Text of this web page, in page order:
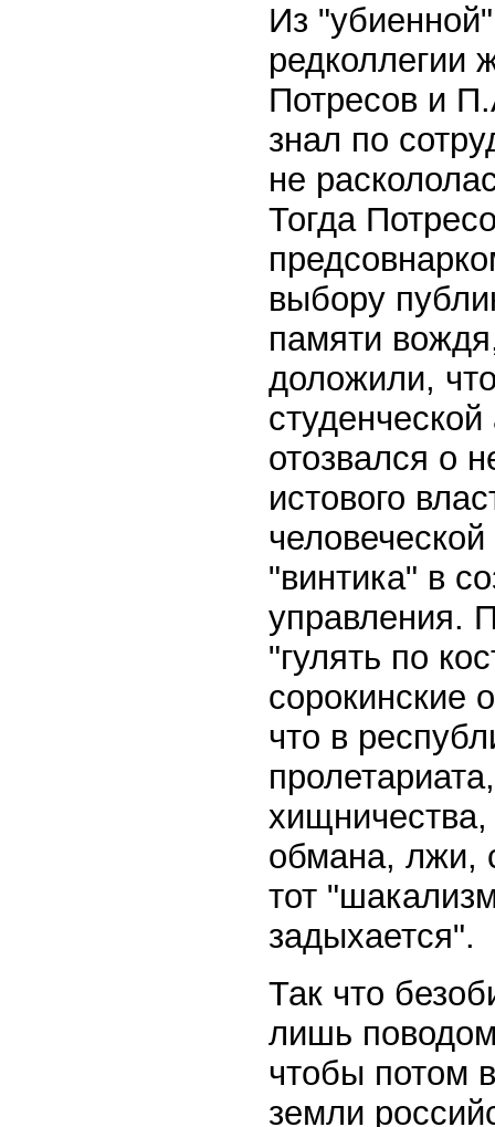
Из
редколлегии
Потресов и
знал по
не
Тогда
выбору
памяти
доложили,
отозвался о
истового
"винтика" в
управления.
"гулять по
сорокинские
что в
обмана, лжи,
тот
задыхается".
Так что
лишь
чтобы потом
земли